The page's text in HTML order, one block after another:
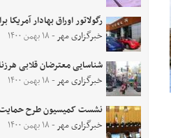
رگولاتور اوراق بهادار
خبرگزاری مهر- ۱۸ بهمن ۱۴۰۰
شناسایی معترضان قلابی
خبرگزاری مهر- ۱۸ بهمن ۱۴۰۰
نشست کمیسیون طرح
خبرگزاری مهر- ۱۸ بهمن ۱۴۰۰